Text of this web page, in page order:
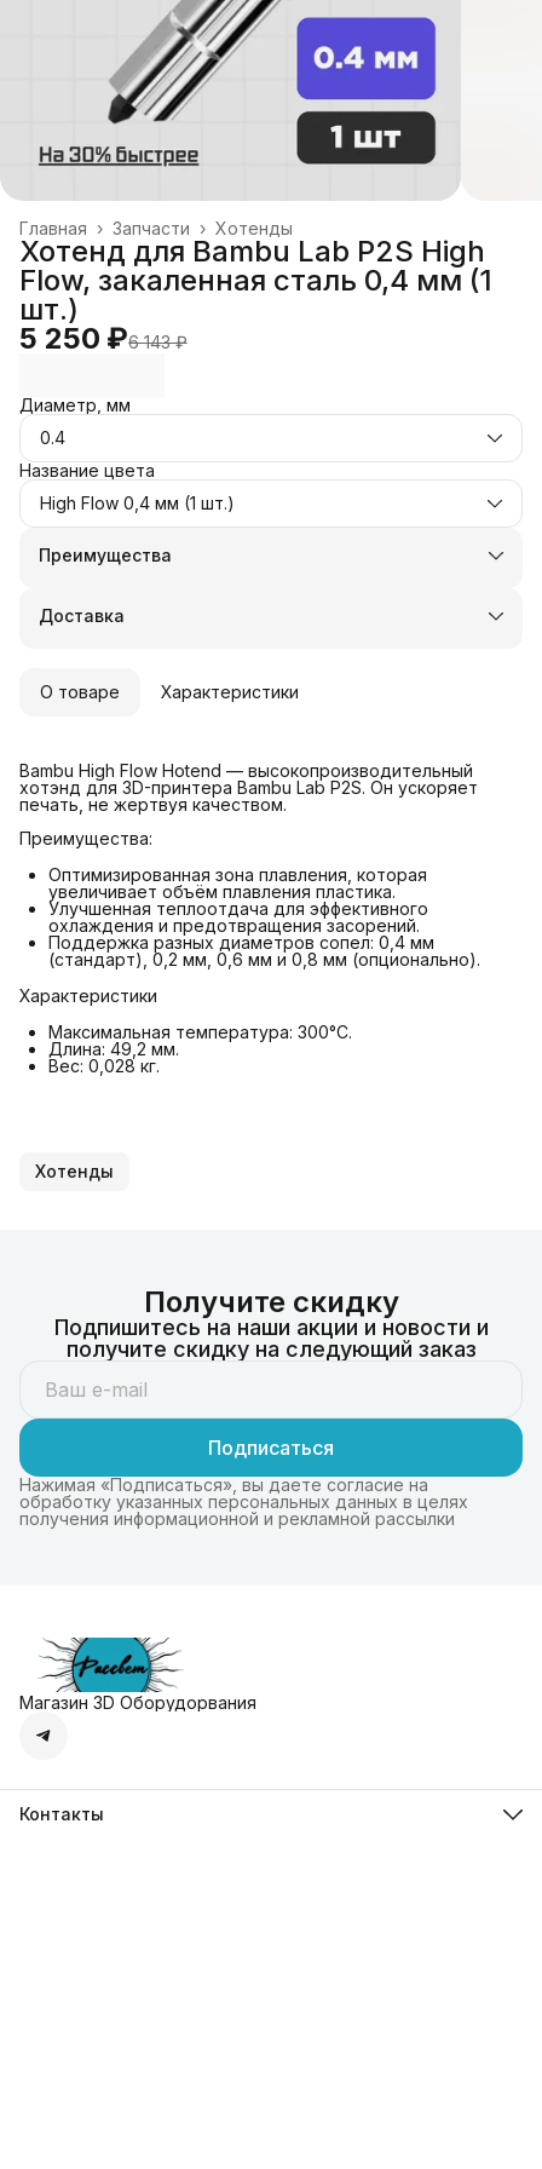
Хотенды
Запчасти ›
Главная ›
Хотенд для Bambu Lab P2S High
Flow, закаленная сталь 0,4 мм (1
шт.)
5 250 ₽6 143 ₽
Диаметр, мм
0.4
Название цвета
High Flow 0,4 мм (1 шт.)
Преимущества
Оплата частями в Сплит
Удобный возврат
Доставка
О товаре Характеристики
Bambu High Flow Hotend — высокопроизводительный
хотэнд для 3D-принтера Bambu Lab P2S. Он ускоряет
печать, не жертвуя качеством.
Преимущества:
Оптимизированная зона плавления, которая
увеличивает объём плавления пластика.
Улучшенная теплоотдача для эффективного
охлаждения и предотвращения засорений.
Поддержка разных диаметров сопел: 0,4 мм
(стандарт), 0,2 мм, 0,6 мм и 0,8 мм (опционально).
Характеристики
Максимальная температура: 300°C.
Длина: 49,2 мм.
Вес: 0,028 кг.
Хотенды
Получите скидку
Подпишитесь на наши акции и новости и
получите скидку на следующий заказ
Подписаться
Нажимая «Подписаться», вы даете согласие на
обработку указанных персональных данных в целях
получения информационной и рекламной рассылки
Магазин 3D Оборудорвания
Контакты